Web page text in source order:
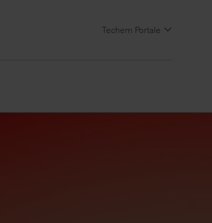
Techem Portale